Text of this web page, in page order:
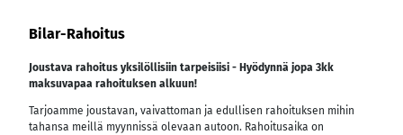
Bilar-Rahoitus
Joustava rahoitus yksilöllisiin tarpeisiisi - Hyödynnä jopa 3kk
maksuvapaa rahoituksen alkuun!
Tarjoamme joustavan, vaivattoman ja edullisen rahoituksen mihin
tahansa meillä myynnissä olevaan autoon. Rahoitusaika on